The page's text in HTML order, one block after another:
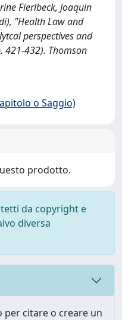
Fierlbeck, Joaquin
"Health Law and
perspectives and
421-432). Thomson
o Saggio)
prodotto.
da copyright e
diversa
citare o creare un